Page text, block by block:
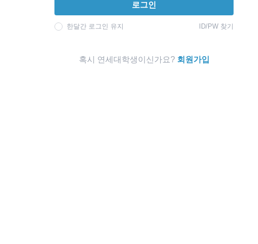
로그인
한달간 로그인 유지 ID/PW 찾기
혹시 연세대학생이신가요? 회원가입